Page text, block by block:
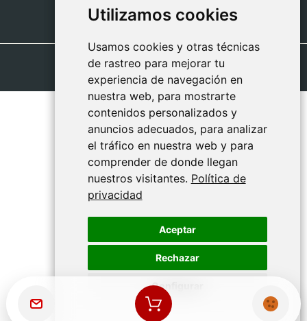
Utilizamos cookies
Usamos cookies y otras técnicas
de rastreo para mejorar tu
experiencia de navegación en
nuestra web, para mostrarte
contenidos personalizados y
anuncios adecuados, para analizar
el tráfico en nuestra web y para
comprender de donde llegan
nuestros visitantes. Política de
privacidad
Aceptar
Rechazar
Configurar
Utilizamos cookies
Usamos cookies y otras técnicas
de rastreo para mejorar tu
experiencia de navegación en
nuestra web, para mostrarte
contenidos personalizados y
anuncios adecuados, para analizar
el tráfico en nuestra web y para
comprender de donde llegan
nuestros visitantes. Política de
privacidad
Aceptar
Rechazar
Configurar